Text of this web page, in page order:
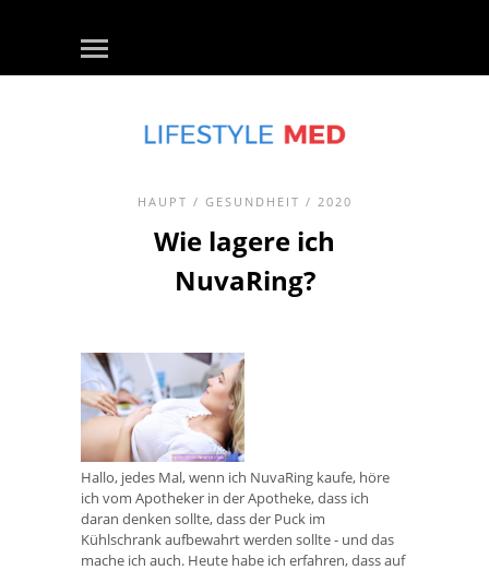
HAUPT / GESUNDHEIT / 2020
Wie lagere ich
NuvaRing?
Hallo, jedes Mal, wenn ich NuvaRing kaufe, höre
ich vom Apotheker in der Apotheke, dass ich
daran denken sollte, dass der Puck im
Kühlschrank aufbewahrt werden sollte - und das
mache ich auch. Heute habe ich erfahren, dass auf